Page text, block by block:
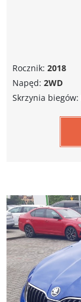
Rocznik: 2018
Napęd: 2WD
Skrzynia biegów: